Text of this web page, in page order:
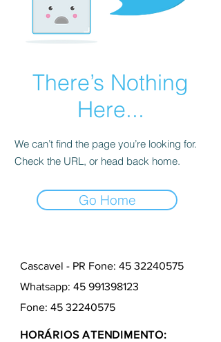
There’s Nothing
Here...
We can’t find the page you’re looking for.
Check the URL, or head back home.
Go Home
Cascavel - PR Fone: 45 32240575
Whatsapp: 45 991398123
Fone: 45 32240575
HORÁRIOS ATENDIMENTO: